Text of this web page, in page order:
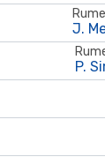
J.
P.